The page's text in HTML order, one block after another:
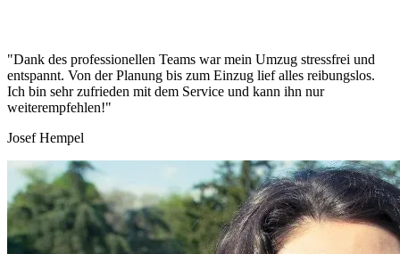
"Dank des professionellen Teams war mein Umzug stressfrei und
entspannt. Von der Planung bis zum Einzug lief alles reibungslos.
Ich bin sehr zufrieden mit dem Service und kann ihn nur
weiterempfehlen!"
Josef Hempel